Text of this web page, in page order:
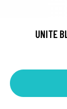
UNITE